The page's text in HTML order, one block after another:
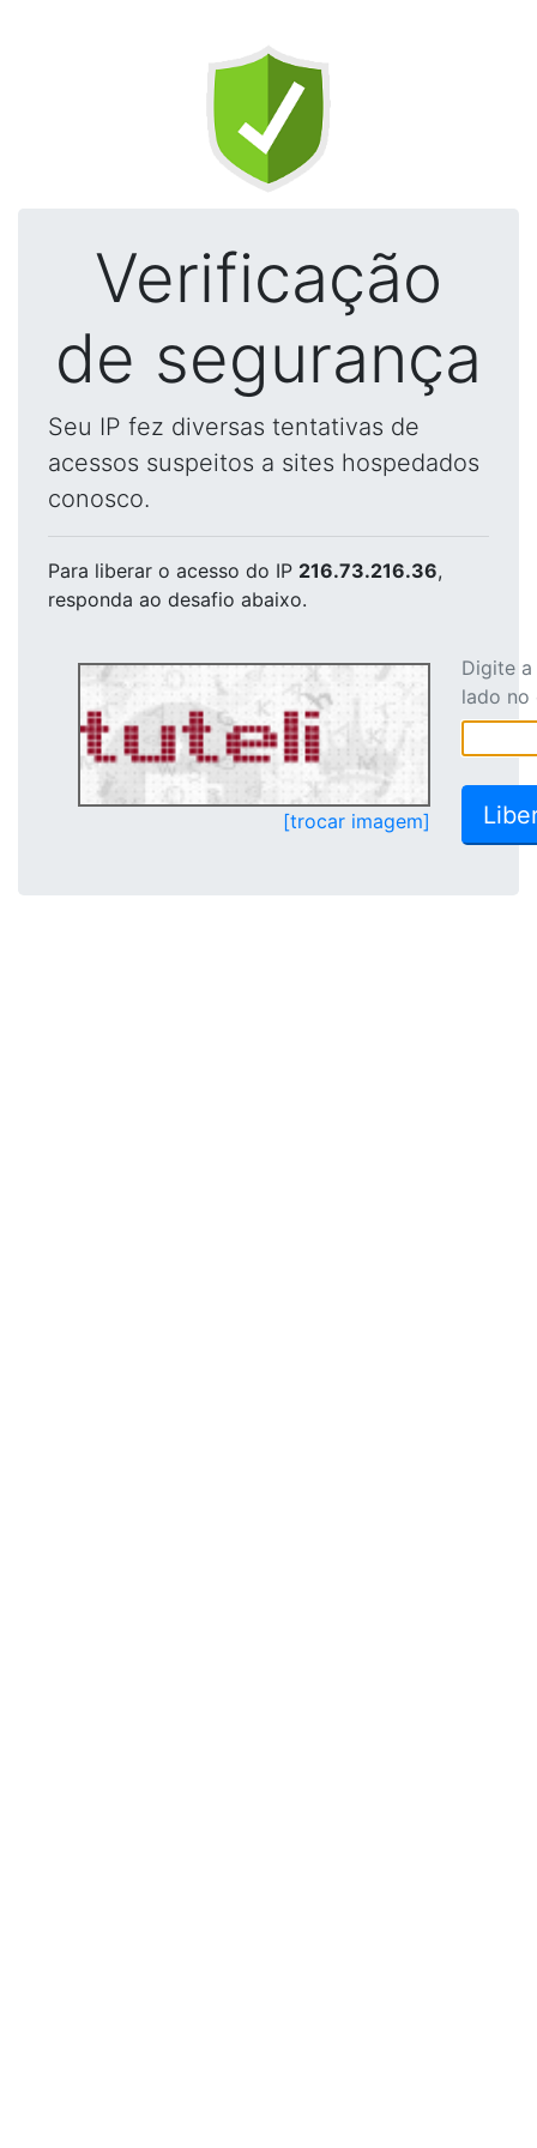
Verificação
de segurança
Seu IP fez diversas tentativas de
acessos suspeitos a sites hospedados
conosco.
Para liberar o acesso do IP 216.73.216.36,
responda ao desafio abaixo.
[trocar imagem]
Digite
lado no